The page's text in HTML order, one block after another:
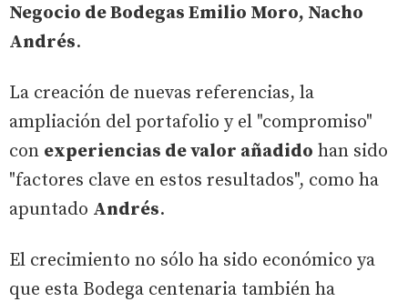
Negocio de Bodegas Emilio Moro, Nacho
Andrés.
La creación de nuevas referencias, la
ampliación del portafolio y el "compromiso"
con experiencias de valor añadido han sido
"factores clave en estos resultados", como ha
apuntado Andrés.
El crecimiento no sólo ha sido económico ya
que esta Bodega centenaria también ha